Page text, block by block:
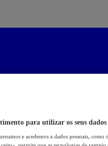
para utilizar os seus dados
e acedemos a dados pessoais,